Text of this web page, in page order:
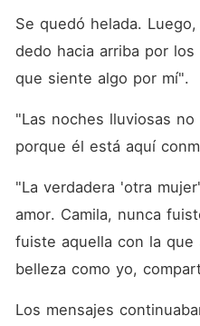
Se quedó helada.
dedo hacia arriba por
que siente algo por mí".
"Las noches lluviosas
porque él está aquí
"La verdadera 'otra
amor. Camila, nunca
fuiste aquella con la que
belleza como yo,
Los mensajes